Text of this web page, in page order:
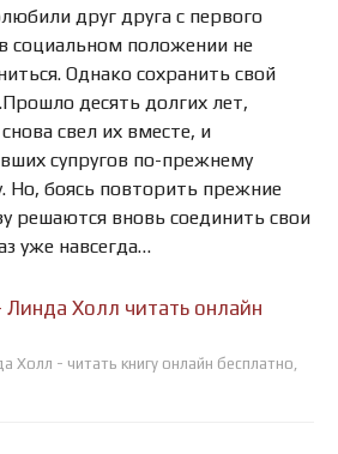
друг друга с первого
социальном положении не
Однако сохранить свой
десять долгих лет,
свел их вместе, и
супругов по-прежнему
Но, боясь повторить прежние
решаются вновь соединить свои
уже навсегда…
Холл читать онлайн
- читать книгу онлайн бесплатно,